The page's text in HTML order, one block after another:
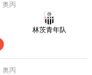
奥丙
林茨青年队
奥丙